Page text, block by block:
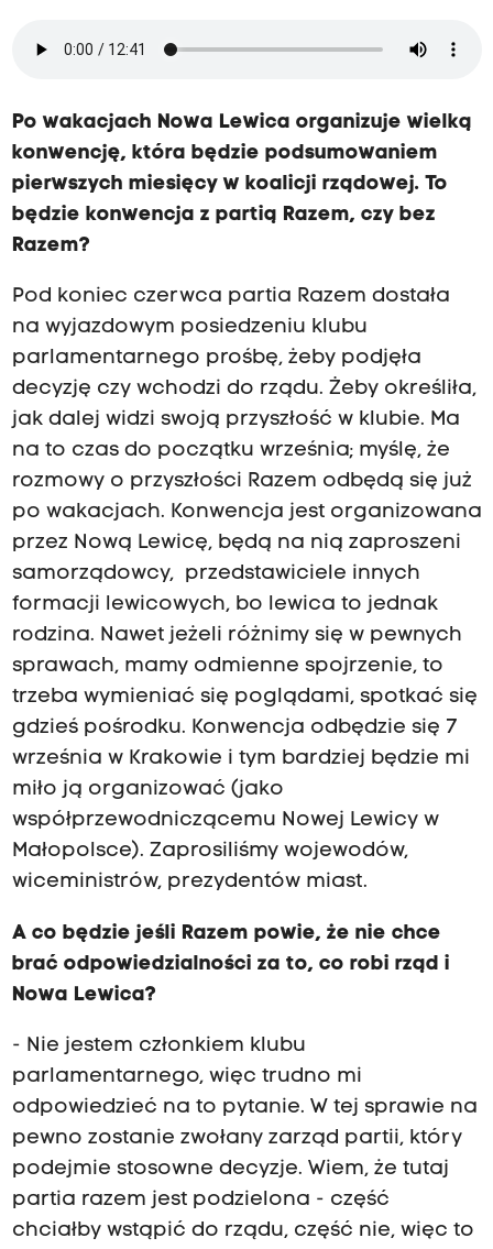
Po wakacjach Nowa Lewica organizuje wielką
konwencję, która będzie podsumowaniem
pierwszych miesięcy w koalicji rządowej. To
będzie konwencja z partią Razem, czy bez
Razem?
Pod koniec czerwca partia Razem dostała
na wyjazdowym posiedzeniu klubu
parlamentarnego prośbę, żeby podjęła
decyzję czy wchodzi do rządu. Żeby określiła,
jak dalej widzi swoją przyszłość w klubie. Ma
na to czas do początku września; myślę, że
rozmowy o przyszłości Razem odbędą się już
po wakacjach. Konwencja jest organizowana
przez Nową Lewicę, będą na nią zaproszeni
samorządowcy, przedstawiciele innych
formacji lewicowych, bo lewica to jednak
rodzina. Nawet jeżeli różnimy się w pewnych
sprawach, mamy odmienne spojrzenie, to
trzeba wymieniać się poglądami, spotkać się
gdzieś pośrodku. Konwencja odbędzie się 7
września w Krakowie i tym bardziej będzie mi
miło ją organizować (jako
współprzewodniczącemu Nowej Lewicy w
Małopolsce). Zaprosiliśmy wojewodów,
wiceministrów, prezydentów miast.
A co będzie jeśli Razem powie, że nie chce
brać odpowiedzialności za to, co robi rząd i
Nowa Lewica?
- Nie jestem członkiem klubu
parlamentarnego, więc trudno mi
odpowiedzieć na to pytanie. W tej sprawie na
pewno zostanie zwołany zarząd partii, który
podejmie stosowne decyzje. Wiem, że tutaj
partia razem jest podzielona - część
chciałby wstąpić do rządu, część nie, więc to